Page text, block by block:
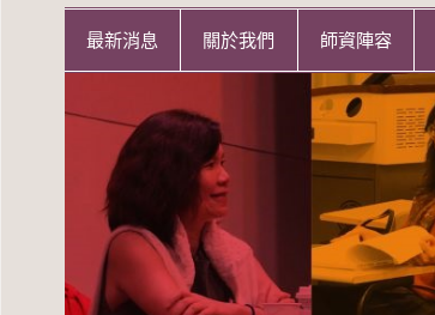
最新消息 關於我們 師資陣容